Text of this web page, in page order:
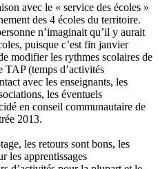
avec le « service des écoles »
des 4 écoles du territoire.
n’imaginait qu’il y aurait
puisque c’est fin janvier
modifier les rythmes scolaires de
TAP (temps d’activités
avec les enseignants, les
les éventuels
en conseil communautaire de
2013.
les retours sont bons, les
les apprentissages